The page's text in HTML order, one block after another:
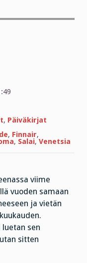
, Päiväkirjat
, Finnair,
, Salai, Venetsia
viime
vuoden samaan
ja vietän
sen
sitten